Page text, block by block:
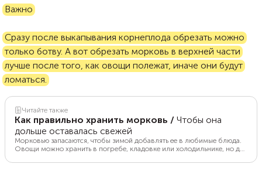
Важно
Сразу после выкапывания корнеплода обрезать можно
только ботву. А вот обрезать морковь в верхней части
лучше после того, как овощи полежат, иначе они будут
ломаться.
Читайте также
Как правильно хранить морковь / Чтобы она
дольше оставалась свежей
Морковью запасаются, чтобы зимой добавлять ее в любимые блюда.
Овощи можно хранить в погребе, кладовке или холодильнике, но для
оставались свежими до следующего урожая? Редакция Food.ru